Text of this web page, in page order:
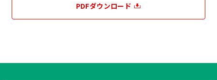
PDFダウンロード